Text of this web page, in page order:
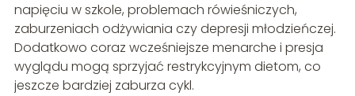
napięciu w szkole, problemach rówieśniczych,
zaburzeniach odżywiania czy depresji młodzieńczej.
Dodatkowo coraz wcześniejsze menarche i presja
wyglądu mogą sprzyjać restrykcyjnym dietom, co
jeszcze bardziej zaburza cykl.